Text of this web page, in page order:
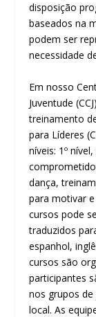
disposição
baseados na
podem ser
necessidade
Em nosso
Juventude
treinamento
para Líderes
níveis: 1º
dança,
para motivar
cursos pode
traduzidos
espanhol,
cursos são
participantes
nos grupos
local. As